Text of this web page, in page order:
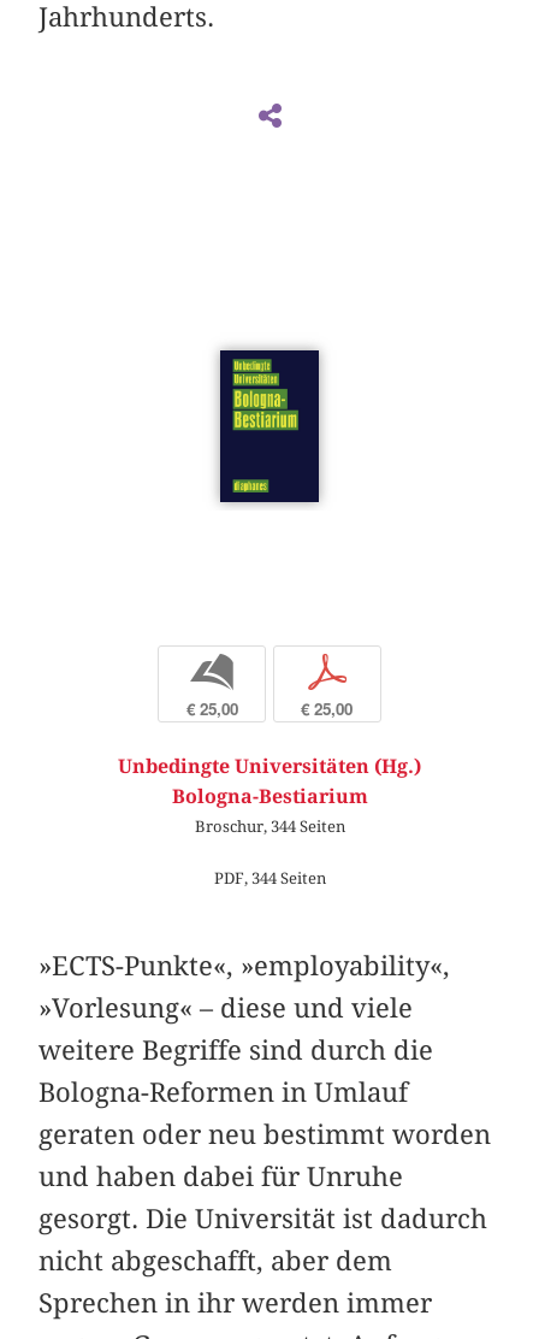
Jahrhunderts.
b
€ 25,00
p
€ 25,00
Unbedingte Universitäten (Hg.)
Bologna-Bestiarium
Broschur, 344 Seiten
PDF, 344 Seiten
»ECTS-Punkte«, »employability«,
»Vorlesung« – diese und viele
weitere Begriffe sind durch die
Bologna-Reformen in Umlauf
geraten oder neu bestimmt worden
und haben dabei für Unruhe
gesorgt. Die Universität ist dadurch
nicht abgeschafft, aber dem
Sprechen in ihr werden immer